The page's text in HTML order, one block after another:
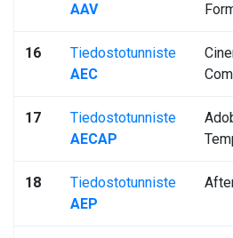
AAV
16
Tiedostotunniste
AEC
17
Tiedostotunniste
AECAP
18
Tiedostotunniste
AEP